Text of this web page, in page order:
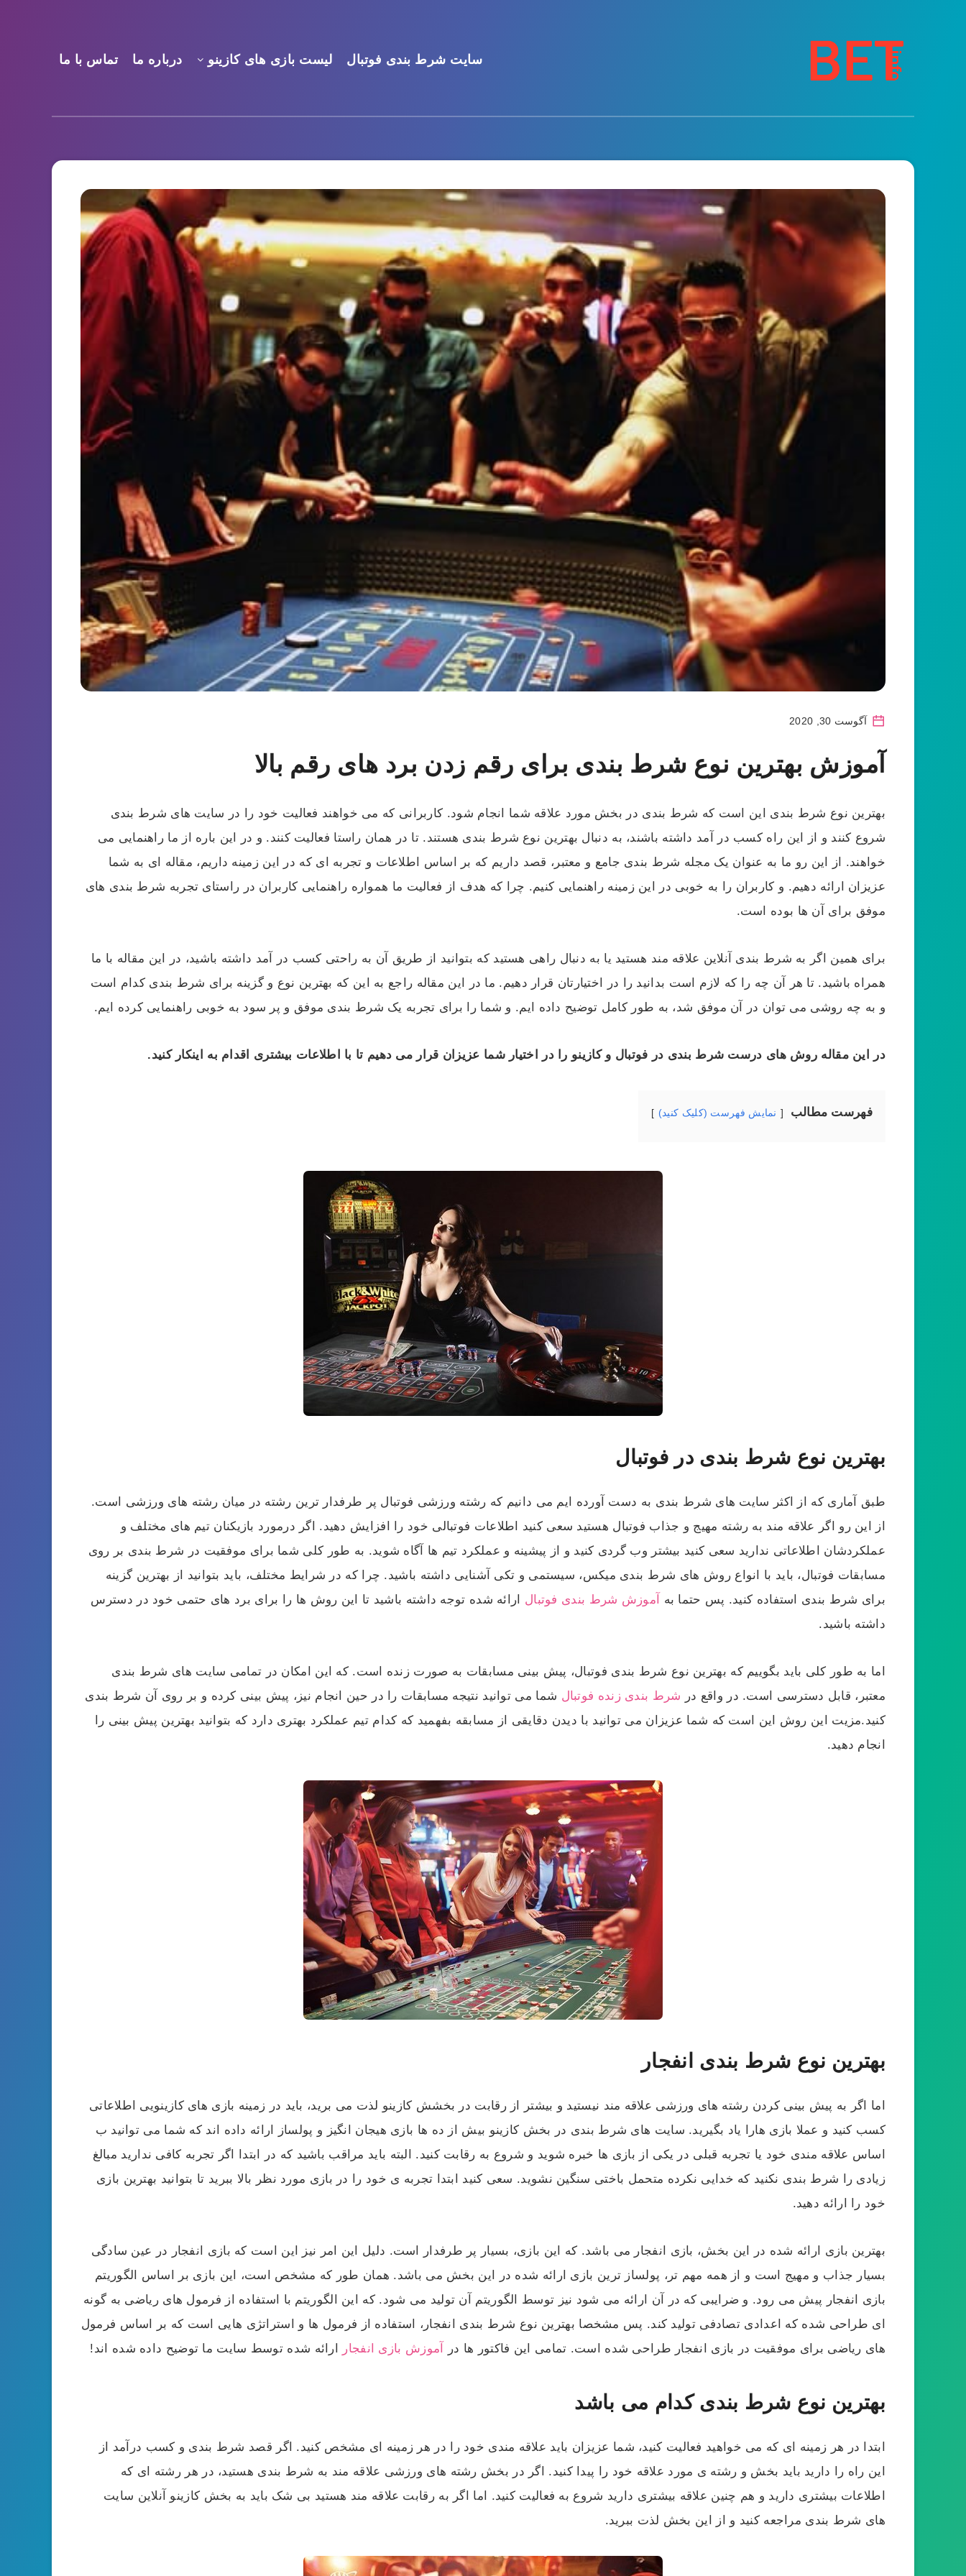
سایت شرط بندی فوتبال لیست بازی های کازینو درباره ما تماس با ما
آگوست 30, 2020
آموزش بهترین نوع شرط بندی برای رقم زدن برد های رقم بالا
بهترین نوع شرط بندی این است که شرط بندی در بخش مورد علاقه شما انجام شود. کاربرانی که می خواهند فعالیت خود را در سایت های شرط بندی
شروع کنند و از این راه کسب در آمد داشته باشند، به دنبال بهترین نوع شرط بندی هستند. تا در همان راستا فعالیت کنند. و در این باره از ما راهنمایی می
خواهند. از این رو ما به عنوان یک مجله شرط بندی جامع و معتبر، قصد داریم که بر اساس اطلاعات و تجربه ای که در این زمینه داریم، مقاله ای به شما
عزیزان ارائه دهیم. و کاربران را به خوبی در این زمینه راهنمایی کنیم. چرا که هدف از فعالیت ما همواره راهنمایی کاربران در راستای تجربه شرط بندی های
موفق برای آن ها بوده است.
برای همین اگر به شرط بندی آنلاین علاقه مند هستید یا به دنبال راهی هستید که بتوانید از طریق آن به راحتی کسب در آمد داشته باشید، در این مقاله با ما
همراه باشید. تا هر آن چه را که لازم است بدانید را در اختیارتان قرار دهیم. ما در این مقاله راجع به این که بهترین نوع و گزینه برای شرط بندی کدام است
و به چه روشی می توان در آن موفق شد، به طور کامل توضیح داده ایم. و شما را برای تجربه یک شرط بندی موفق و پر سود به خوبی راهنمایی کرده ایم.
در این مقاله روش های درست شرط بندی در فوتبال و کازینو را در اختیار شما عزیزان قرار می دهیم تا با اطلاعات بیشتری اقدام به اینکار کنید.
فهرست مطالب نمایش فهرست (کلیک کنید)
بهترین نوع شرط بندی در فوتبال
طبق آماری که از اکثر سایت های شرط بندی به دست آورده ایم می دانیم که رشته ورزشی فوتبال پر طرفدار ترین رشته در میان رشته های ورزشی است.
از این رو اگر علاقه مند به رشته مهیج و جذاب فوتبال هستید سعی کنید اطلاعات فوتبالی خود را افزایش دهید. اگر درمورد بازیکنان تیم های مختلف و
عملکردشان اطلاعاتی ندارید سعی کنید بیشتر وب گردی کنید و از پیشینه و عملکرد تیم ها آگاه شوید. به طور کلی شما برای موفقیت در شرط بندی بر روی
مسابقات فوتبال، باید با انواع روش های شرط بندی میکس، سیستمی و تکی آشنایی داشته باشید. چرا که در شرایط مختلف، باید بتوانید از بهترین گزینه
برای شرط بندی استفاده کنید. پس حتما به
آموزش شرط بندی فوتبال ارائه شده توجه داشته باشید تا این روش ها را برای برد های حتمی خود در دسترس
داشته باشید.
اما به طور کلی باید بگوییم که بهترین نوع شرط بندی فوتبال، پیش بینی مسابقات به صورت زنده است. که این امکان در تمامی سایت های شرط بندی
معتبر، قابل دسترسی است. در واقع در شرط بندی زنده فوتبال شما می توانید نتیجه مسابقات را در حین انجام نیز، پیش بینی کرده و بر روی آن شرط بندی
کنید.مزیت این روش این است که شما عزیزان می توانید با دیدن دقایقی از مسابقه بفهمید که کدام تیم عملکرد بهتری دارد که بتوانید بهترین پیش بینی را
انجام دهید.
بهترین نوع شرط بندی انفجار
اما اگر به پیش بینی کردن رشته های ورزشی علاقه مند نیستید و بیشتر از رقابت در بخشش کازینو لذت می برید، باید در زمینه بازی های کازینویی اطلاعاتی
کسب کنید و عملا بازی هارا یاد بگیرید. سایت های شرط بندی در بخش کازینو بیش از ده ها بازی هیجان انگیز و پولساز ارائه داده اند که شما می توانید ب
اساس علاقه مندی خود یا تجربه قبلی در یکی از بازی ها خبره شوید و شروع به رقابت کنید. البته باید مراقب باشید که در ابتدا اگر تجربه کافی ندارید مبالغ
زیادی را شرط بندی نکنید که خدایی نکرده متحمل باختی سنگین نشوید. سعی کنید ابتدا تجربه ی خود را در بازی مورد نظر بالا ببرید تا بتوانید بهترین بازی
خود را ارائه دهید.
بهترین بازی ارائه شده در این بخش، بازی انفجار می باشد. که این بازی، بسیار پر طرفدار است. دلیل این امر نیز این است که بازی انفجار در عین سادگی
بسیار جذاب و مهیج است و از همه مهم تر، پولساز ترین بازی ارائه شده در این بخش می باشد. همان طور که مشخص است، این بازی بر اساس الگوریتم
بازی انفجار پیش می رود. و ضرایبی که در آن ارائه می شود نیز توسط الگوریتم آن تولید می شود. که این الگوریتم با استفاده از فرمول های ریاضی به گونه
ای طراحی شده که اعدادی تصادفی تولید کند. پس مشخصا بهترین نوع شرط بندی انفجار، استفاده از فرمول ها و استراتژی هایی است که بر اساس فرمول
های ریاضی برای موفقیت در بازی انفجار طراحی شده است. تمامی این فاکتور ها در
آموزش بازی انفجار ارائه شده توسط سایت ما توضیح داده شده اند!
بهترین نوع شرط بندی کدام می باشد
ابتدا در هر زمینه ای که می خواهید فعالیت کنید، شما عزیزان باید علاقه مندی خود را در هر زمینه ای مشخص کنید. اگر قصد شرط بندی و کسب درآمد از
این راه را دارید باید بخش و رشته ی مورد علاقه خود را پیدا کنید. اگر در بخش رشته های ورزشی علاقه مند به شرط بندی هستید، در هر رشته ای که
اطلاعات بیشتری دارید و هم چنین علاقه بیشتری دارید شروع به فعالیت کنید. اما اگر به رقابت علاقه مند هستید بی شک باید به بخش کازینو آنلاین سایت
های شرط بندی مراجعه کنید و از این بخش لذت ببرید.